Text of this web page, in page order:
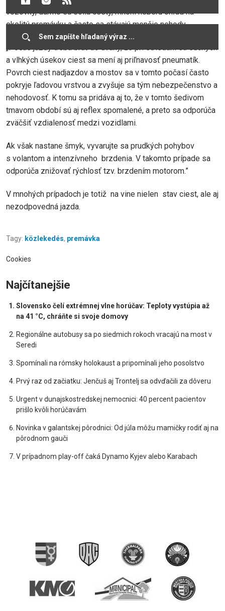
vozovky, darmo sa solia cesty, mnohí neberú ohľad na
okolitú premávku a často sa stávajú menšie nehody.
„Počas jazdy treba brať do úvahy, že pri striedaní sa suchých
a vlhkých úsekov ciest sa mení aj priľnavosť pneumatík.
Povrch ciest nadjazdov a mostov sa v tomto počasí často
pokryje ľadovou vrstvou a zvyšuje sa tým nebezpečenstvo a
nehodovosť. K tomu sa pridáva aj to, že v tomto šedivom
tmavom období sú aj reflex spomalené, a preto sa odporúča
zväčšiť vzdialenosť medzi vozidlami.
Ak však nastane šmyk, vyvarujte sa prudkých pohybov
s volantom a intenzívneho brzdenia. V takomto prípade sa
odporúča znižovať rýchlosť tzv. brzdením motorom.”
V mnohých prípadoch je totiž na vine nielen stav ciest, ale aj
nezodpovedná jazda.
Tagy: közlekedés, premávka
Cookies
Najčítanejšie
Slovensko čelí extrémnej vlne horúčav: Teploty vystúpia až
na 41 °C, chráňte si svoje domovy
Regionálne autobusy sa po siedmich rokoch vracajú na most v
Seredi
Spomínali na rómsky holokaust a pripomínali jeho posolstvo
Prvý raz od začiatku: Jenčuš aj Trontelj sa odvďačili za dôveru
Urgent v dunajskostredskej nemocnici: 40 percent pacientov
prišlo kvôli horúčavám
Novinka v galantskej pôrodnici: Od júla môžu mamičky rodiť aj na
pôrodnom gauči
V prípadnom play-off čaká Dynamo Kyjev alebo Karabach